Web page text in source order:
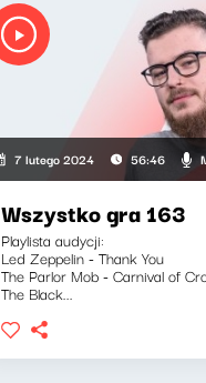
7 lutego 2024 56:46
Wszystko gra 163
Playlista audycji:
Led Zeppelin - Thank You
The Parlor Mob - Carnival of
The Black...